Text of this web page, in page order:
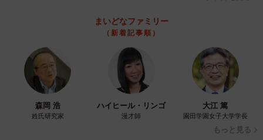
割れたガラスの上を歩いたりしている…。それが不憫で、
地域猫ボランティアさんに引き取りたいと申し出ました。
ボランティアさんたちは大喜びをし、長明くんを見送って
くれます。
このボランティアさんたちを裏切らないためにも、長明く
んを見つけ出さなければ。新幸さんは作戦を変えることに
まいどなファミリー
（新着記事順）
森岡 浩
姓氏研究家
ハイヒール・リンゴ
漫才師
大江 篤
園田学園女子大学学長
もっと見る